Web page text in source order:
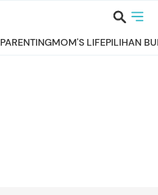
PARENTINGMOM'S LIFEPILIHAN